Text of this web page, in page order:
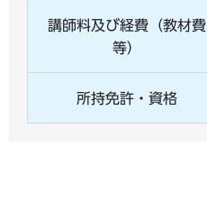
講師料及び経費（教材費
等）
所持免許・資格